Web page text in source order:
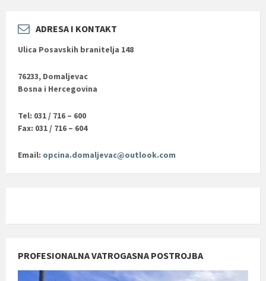
ADRESA I KONTAKT
Ulica Posavskih branitelja 148
76233, Domaljevac
Bosna i Hercegovina
Tel: 031 / 716 – 600
Fax: 031 / 716 – 604
Email: opcina.domaljevac@outlook.com
PROFESIONALNA VATROGASNA POSTROJBA